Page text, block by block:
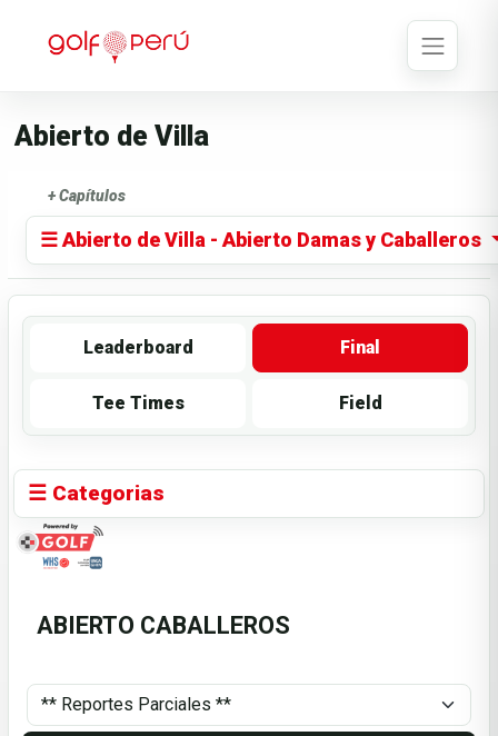
Abierto de Villa
+ Capítulos
☰ Abierto de Villa - Abierto Damas y Caballeros
Leaderboard Final
Tee Times Field
☰ Categorias
ABIERTO CABALLEROS